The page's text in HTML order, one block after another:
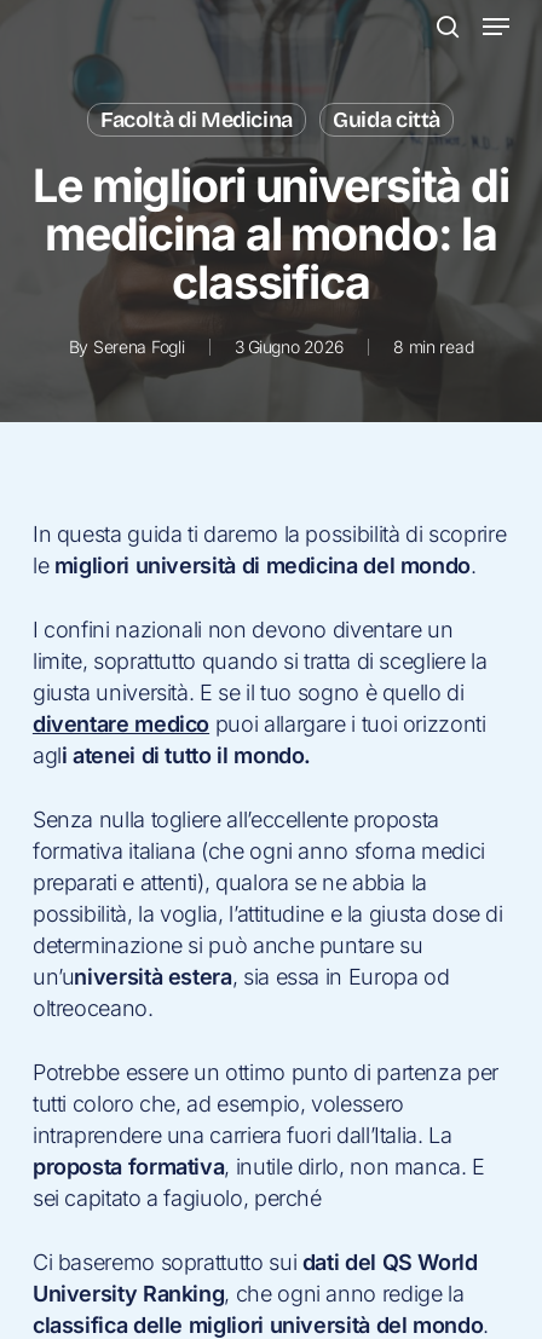
Menu
Facoltà di Medicina Guida città
Le migliori università di
medicina al mondo: la
classifica
By Serena Fogli 3 Giugno 2026 8 min read
In questa guida ti daremo la possibilità di scoprire
le migliori università di medicina del mondo.
I confini nazionali non devono diventare un
limite, soprattutto quando si tratta di scegliere la
giusta università. E se il tuo sogno è quello di
diventare medico puoi allargare i tuoi orizzonti
agli atenei di tutto il mondo.
Senza nulla togliere all’eccellente proposta
formativa italiana (che ogni anno sforna medici
preparati e attenti), qualora se ne abbia la
possibilità, la voglia, l’attitudine e la giusta dose di
determinazione si può anche puntare su
un’università estera, sia essa in Europa od
oltreoceano.
Potrebbe essere un ottimo punto di partenza per
tutti coloro che, ad esempio, volessero
intraprendere una carriera fuori dall’Italia. La
proposta formativa, inutile dirlo, non manca. E
sei capitato a fagiuolo, perché
Ci baseremo soprattutto sui dati del QS World
University Ranking, che ogni anno redige la
classifica delle migliori università del mondo.